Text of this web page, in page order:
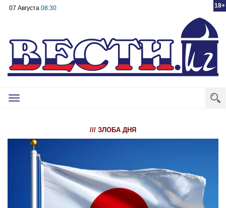
18+
07 Августа 08:30
Toggle
/// ЗЛОБА ДНЯ